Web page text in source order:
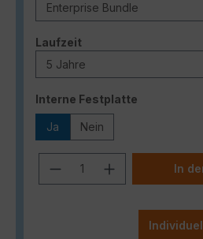
Laufzeitauswählen
Interne Festplatte
Ja Nein
Produkt Anzahl:In